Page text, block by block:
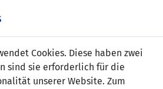
Cookies. Diese haben zwei
sind sie erforderlich für die
unserer Website. Zum